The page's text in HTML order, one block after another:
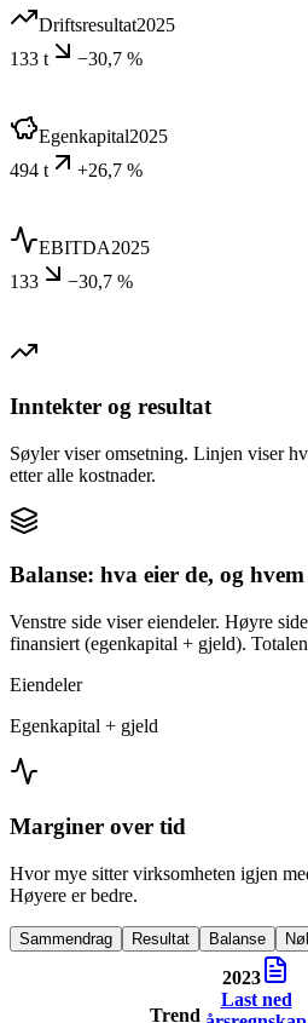
Driftsresultat2025
133 t
−30,7 %
Egenkapital2025
494 t
+26,7 %
EBITDA2025
133
−30,7 %
Inntekter og resultat
Søyler viser omsetning. Linjen viser
etter alle kostnader.
Balanse: hva eier de, og
Venstre side viser eiendeler. Høyre
finansiert (egenkapital + gjeld).
Eiendeler
Egenkapital + gjeld
Marginer over tid
Hvor mye sitter virksomheten igjen
Høyere er bedre.
Sammendrag Resultat Balanse
Trend
2023
Last ned